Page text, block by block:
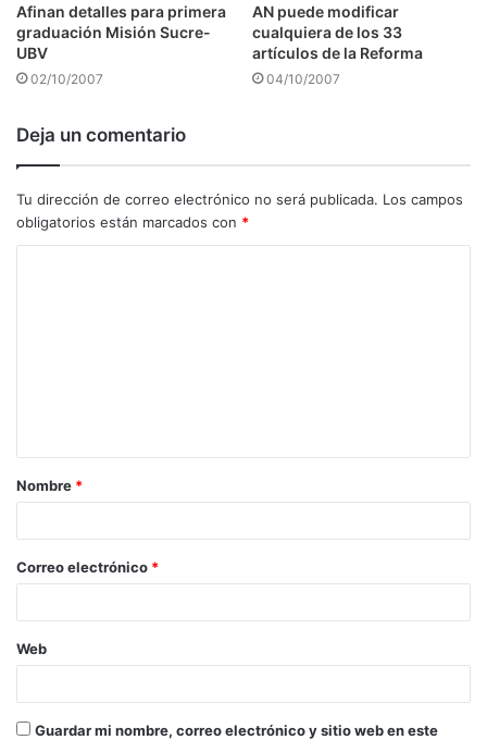
Afinan detalles para primera
graduación Misión Sucre-
UBV
02/10/2007
AN puede modificar
cualquiera de los 33
artículos de la Reforma
04/10/2007
Deja un comentario
Tu dirección de correo electrónico no será publicada. Los campos
obligatorios están marcados con *
a
r
*
Nombre *
Correo electrónico *
Web
Guardar mi nombre, correo electrónico y sitio web en este